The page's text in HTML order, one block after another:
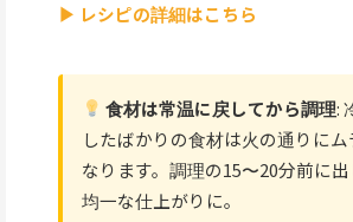
▶ レシピの詳細はこちら
食材は常温に戻してから調理:
したばかりの食材は火の通りにム
なります。調理の15〜20分前に
均一な仕上がりに。